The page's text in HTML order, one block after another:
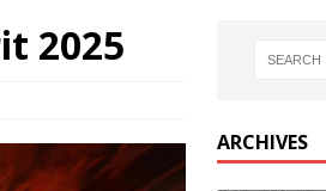
2025
ARCHIVES